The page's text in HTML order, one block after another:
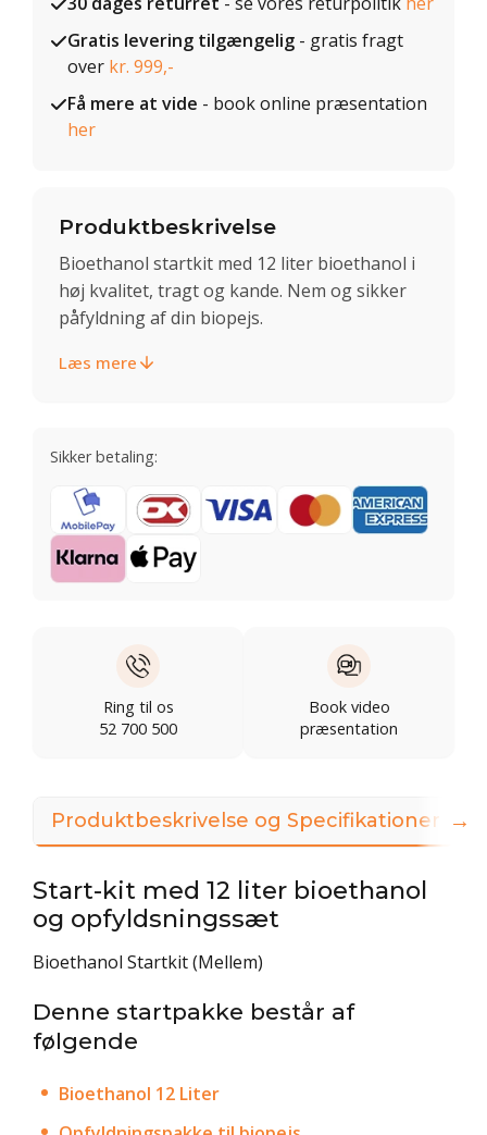
Gratis levering tilgængelig - gratis fragt
over kr. 999,-
Få mere at vide - book online præsentation
her
Produktbeskrivelse
Bioethanol startkit med 12 liter bioethanol i
høj kvalitet, tragt og kande. Nem og sikker
påfyldning af din biopejs.
Læs mere
Sikker betaling:
Ring til os
52 700 500
Book video
præsentation
Produktbeskrivelse og Specifikationer
Start-kit med 12 liter bioethanol
og opfyldsningssæt
Bioethanol Startkit (Mellem)
Denne startpakke består af
følgende
Bioethanol 12 Liter
→